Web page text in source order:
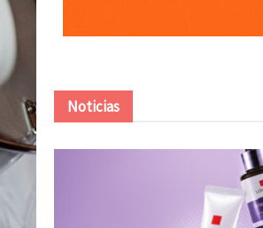
Noticias